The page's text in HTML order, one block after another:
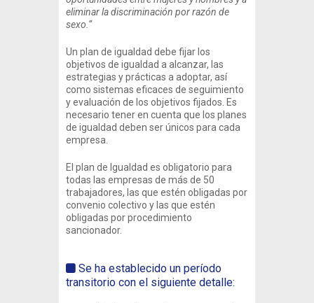
eliminar la discriminación por razón de
sexo.“
Un plan de igualdad debe fijar los
objetivos de igualdad a alcanzar, las
estrategias y prácticas a adoptar, así
como sistemas eficaces de seguimiento
y evaluación de los objetivos fijados. Es
necesario tener en cuenta que los planes
de igualdad deben ser únicos para cada
empresa.
El plan de Igualdad es obligatorio para
todas las empresas de más de 50
trabajadores, las que estén obligadas por
convenio colectivo y las que estén
obligadas por procedimiento
sancionador.
Se ha establecido un período
transitorio con el siguiente detalle: